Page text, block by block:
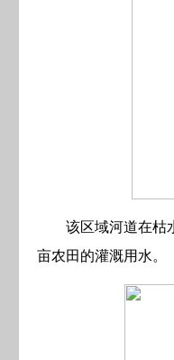
该区域河道在枯
亩农田的灌溉用水。